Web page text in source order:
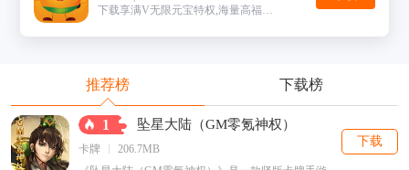
下载享满V无限元宝特权,海量高福利手游！
推荐榜 下载榜
1 坠星大陆（GM零氪神权）
卡牌
206.7MB
下载